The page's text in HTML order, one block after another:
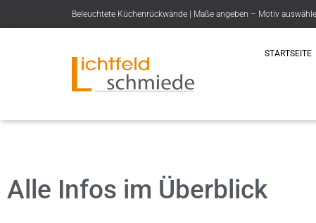
Beleuchtete Küchenrückwände | Maße angeben – Motiv
STARTSEITE
Alle Infos im Überblick